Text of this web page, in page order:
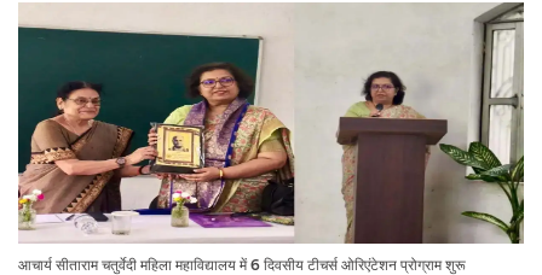
आचार्य सीताराम चतुर्वेदी महिला महाविद्यालय में 6 दिवसीय टीचर्स ओरिएंटेशन प्रोग्राम शुरू